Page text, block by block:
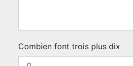
Combien font trois plus dix